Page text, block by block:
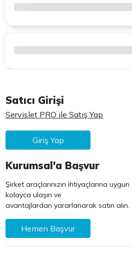
Satıcı Girişi
Servislet PRO ile Satış Yap
Giriş Yap
Kurumsal'a Başvur
Şirket araçlarınızın ihtiyaçlarına
kolayca ulaşın ve
avantajlardan yararlanarak satın alın.
Hemen Başvur